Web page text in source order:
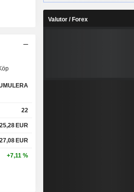
22
25,28 EUR
27,08 EUR
+7,11 %
Valutor / Forex